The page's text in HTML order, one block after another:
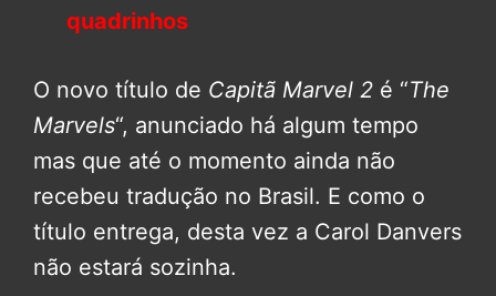
quadrinhos
O novo título de Capitã Marvel 2 é “The
Marvels“, anunciado há algum tempo
mas que até o momento ainda não
recebeu tradução no Brasil. E como o
título entrega, desta vez a Carol Danvers
não estará sozinha.